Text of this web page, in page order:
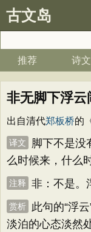
古文岛
推荐 诗文
非无脚下浮云
出自清代郑板桥的
译文
脚下不是没
么时候来，什么
注释 非：不是。
赏析
此句的“浮
淡泊的心态淡然